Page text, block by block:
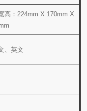
、英文